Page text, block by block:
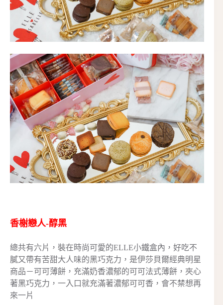
香榭戀人-醇黑
總共有六片，裝在時尚可愛的ELLE小鐵盒內，好吃不
膩又帶有苦甜大人味的黑巧克力，是伊莎貝爾經典明星
商品－可可薄餅，充滿奶香濃郁的可可法式薄餅，夾心
著黑巧克力，一入口就充滿著濃郁可可香，會不禁想再
來一片